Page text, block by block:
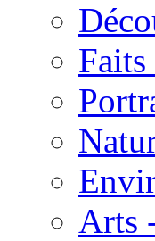
Faits
Arts